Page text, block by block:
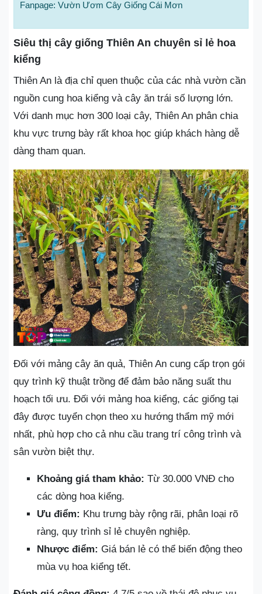
Fanpage: Vườn Ươm Cây Giống Cái Mơn
Siêu thị cây giống Thiên An chuyên sỉ lẻ hoa
kiểng
Thiên An là địa chỉ quen thuộc của các nhà vườn cần
nguồn cung hoa kiểng và cây ăn trái số lượng lớn.
Với danh mục hơn 300 loại cây, Thiên An phân chia
khu vực trưng bày rất khoa học giúp khách hàng dễ
dàng tham quan.
Đối với mảng cây ăn quả, Thiên An cung cấp trọn gói
quy trình kỹ thuật trồng để đảm bảo năng suất thu
hoạch tối ưu. Đối với mảng hoa kiểng, các giống tại
đây được tuyển chọn theo xu hướng thẩm mỹ mới
nhất, phù hợp cho cả nhu cầu trang trí công trình và
sân vườn biệt thự.
Khoảng giá tham khảo: Từ 30.000 VNĐ cho
các dòng hoa kiểng.
Ưu điểm: Khu trưng bày rộng rãi, phân loại rõ
ràng, quy trình sỉ lẻ chuyên nghiệp.
Nhược điểm: Giá bán lẻ có thể biến động theo
mùa vụ hoa kiểng tết.